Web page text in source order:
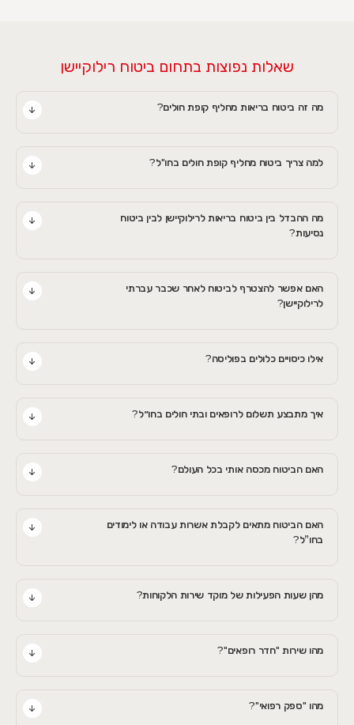
שאלות נפוצות בתחום ביטוח רילוקיישן
מה זה ביטוח בריאות מחליף קופת חולים?
למה צריך ביטוח מחליף קופת חולים בחו"ל?
מה ההבדל בין ביטוח בריאות לרילוקיישן לבין ביטוח
נסיעות?
האם אפשר להצטרף לביטוח לאחר שכבר עברתי
לרילוקיישן?
אילו כיסויים כלולים בפוליסה?
איך מתבצע תשלום לרופאים ובתי חולים בחו״ל?
האם הביטוח מכסה אותי בכל העולם?
האם הביטוח מתאים לקבלת אשרות עבודה או לימודים
בחו”ל?
מהן שעות הפעילות של מוקד שירות הלקוחות?
מהו שירות "חדר רופאים"?
מהו "ספק רפואי"?